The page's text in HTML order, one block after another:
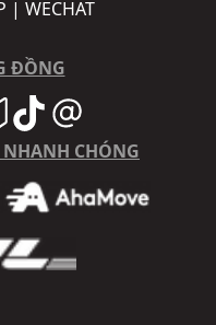
| WECHAT
ĐỒNG
CHÓNG